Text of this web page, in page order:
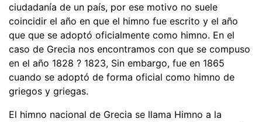
ciudadanía de un país, por ese motivo no suele
coincidir el año en que el himno fue escrito y el año
que que se adoptó oficialmente como himno. En el
caso de Grecia nos encontramos con que se compuso
en el año 1828 ? 1823, Sin embargo, fue en 1865
cuando se adoptó de forma oficial como himno de
griegos y griegas.
El himno nacional de Grecia se llama Himno a la